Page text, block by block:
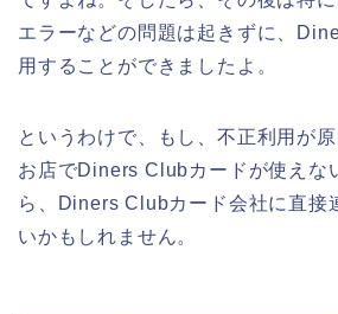
エラーなどの問題は起きずに、
用することができましたよ。
というわけで、もし、不正利用が
お店でDiners Clubカードが使えな
ら、Diners Clubカード会社に直接
いかもしれません。